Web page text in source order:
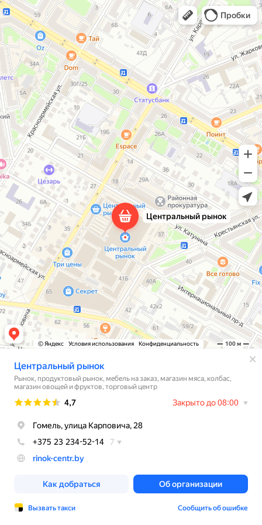
Центральный рынок Рынок
Центральный рынок
Пробки
Открыть в Яндекс Картах
Открыть в Картах
© Яндекс Условия использования Конфиденциальность 100 м
Центральный рынок
Рынок, продуктовый рынок, мебель на заказ, магазин мяса, колбас,
магазин овощей и фруктов, торговый центр
Рейтинг
4,7 Закрыто до 08:00
Гомель, улица Карповича, 28
+375 23 234-52-14
7
rinok-centr.by
Как добраться Об организации
Вызвать такси Сообщить об ошибке